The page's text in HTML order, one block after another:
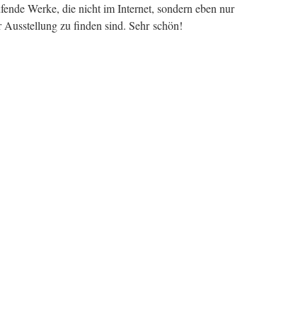
Wer­ke, die nicht im Inter­net, son­dern eben nur
zu fin­den sind. Sehr schön!